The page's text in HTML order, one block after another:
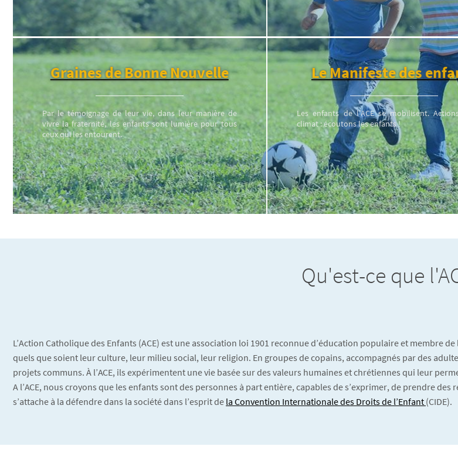
Graines de Bonne Nouvelle
Par le témoignage de leur vie, dans leur manière de
vivre la fraternité, les enfants sont lumière pour tous
ceux qui les entourent.
Le Manifeste des
Les enfants de l’ACE se mobilisent.
climat : écoutons les enfants !
Qu'est-ce que
L’Action Catholique des Enfants (ACE) est une association loi 1901 reconnue d’éducation populaire et membre de
quels que soient leur culture, leur milieu social, leur religion. En groupes de copains, accompagnés par des
projets communs. À l’ACE, ils expérimentent une vie basée sur des valeurs humaines et chrétiennes qui leur
A l’ACE, nous croyons que les enfants sont des personnes à part entière, capables de s’exprimer, de prendre
s’attache à la défendre dans la société dans l’esprit de la Convention Internationale des Droits de l’Enfant (CIDE).